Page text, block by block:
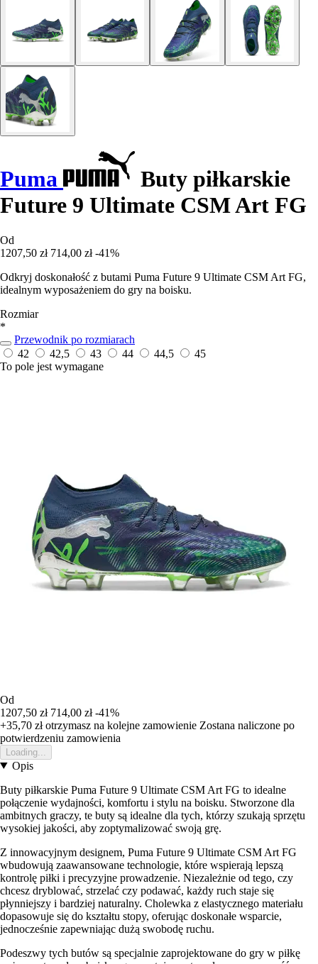
Puma
Buty piłkarskie
Future 9 Ultimate CSM Art FG
Od
1207,50 zł 714,00 zł -41%
Odkryj doskonałość z butami Puma Future 9 Ultimate CSM Art FG,
idealnym wyposażeniem do gry na boisku.
Rozmiar
*
Przewodnik po rozmiarach
42
42,5 43 44 44,5
45
To pole jest wymagane
Od
1207,50 zł 714,00 zł -41%
+35,70 złotrzymasz na kolejne zamowienie Zostana naliczone po
potwierdzeniu zamowienia
Loading...
Opis
Buty piłkarskie Puma Future 9 Ultimate CSM Art FG to idealne
połączenie wydajności, komfortu i stylu na boisku. Stworzone dla
ambitnych graczy, te buty są idealne dla tych, którzy szukają sprzętu
wysokiej jakości, aby zoptymalizować swoją grę.
Z innowacyjnym designem, Puma Future 9 Ultimate CSM Art FG
wbudowują zaawansowane technologie, które wspierają lepszą
kontrolę piłki i precyzyjne prowadzenie. Niezależnie od tego, czy
chcesz dryblować, strzelać czy podawać, każdy ruch staje się
płynniejszy i bardziej naturalny. Cholewka z elastycznego materiału
dopasowuje się do kształtu stopy, oferując doskonałe wsparcie,
jednocześnie zapewniając dużą swobodę ruchu.
Podeszwy tych butów są specjalnie zaprojektowane do gry w piłkę